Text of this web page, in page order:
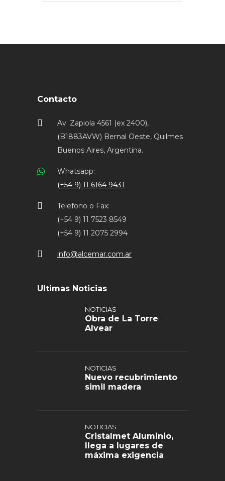
Contacto
Av. Zapiola 4561 (ex 2400),
(B1883AVW) Bernal Oeste, Quilmes
Buenos Aires, Argentina.
Whatsapp:
(+54 9) 11 6164 9431
Telefono o Fax:
(+54 9) 11 7523 8549
(+54 9) 11 2075 2994
info@alcemar.com.ar
Ultimas Noticias
NOTICIAS
Obra de La Torre
Alvear
NOTICIAS
Nuevo recubrimiento
simil madera
NOTICIAS
Cristalmet Aluminio,
llega a lugares de
máxima exigencia